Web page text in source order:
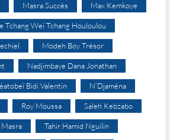
Masra Succès Max Kemkoye
Tchang Wei Tchang Houloulou
Modeh Boy Trésor
Nadjimbaye Dana Jonathan
Bidi Valentin N’Djaména
Roy Moussa Saleh Kebzabo
Masra Tahir Hamid Nguilin